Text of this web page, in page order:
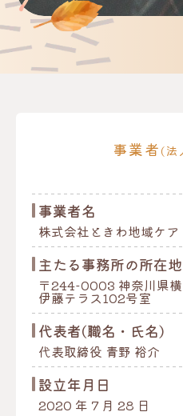
事業者 (法
事業者名
株式会社ときわ地域ケア
主たる事務所の所在地
〒244-0003 神奈川県
伊藤テラス102号室
代表者(職名・氏名)
代表取締役 青野 裕介
設立年月日
2020 年 7 月 28 日